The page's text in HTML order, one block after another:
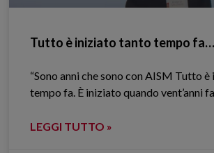
Tutto è iniziato tanto tempo fa…
“Sono anni che sono con AISM Tutto
tempo fa. È iniziato quando vent’anni
LEGGI TUTTO »